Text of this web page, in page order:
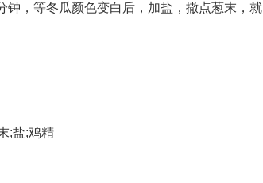
，等冬瓜颜色变白后，加盐，撒点葱末，就
;盐;鸡精